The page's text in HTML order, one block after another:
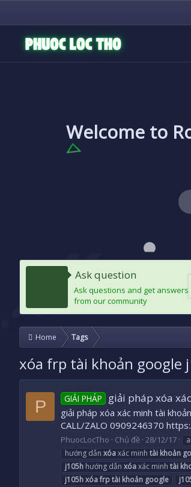
Welcome to
Ask question
Ask questions and get answers
from our community
Home Tags
xóa frp tài khoản google
P GIẢI PHÁP giải pháp xóa
giải pháp xóa xác minh tài
CALL/ZALO 0909246370
PhuocLocTho Chủ đề 28/12/17
hướng dẫn xóaxác minh tài khoản
j105h hướng dẫn xóaxác minh tài
j105hxóafrptài khoản google